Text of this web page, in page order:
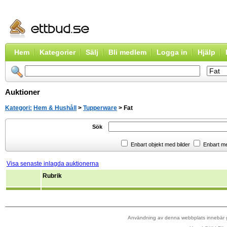
Hem Kategorier Sälj Bli medlem Logga in Hjälp
Auktioner
Kategori: Hem & Hushåll > Tupperware > Fat
Sök
Enbart objekt med bilder Enbart
Visa senaste inlagda auktionerna
Rubrik
Användning av denna webbplats